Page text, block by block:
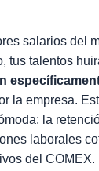
salarios del
tus talentos
la empresa.
la
laborales
del COMEX.